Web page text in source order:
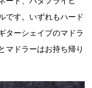
です。いずれもハード
ターシェイプのマドラ
マドラーはお持ち帰り